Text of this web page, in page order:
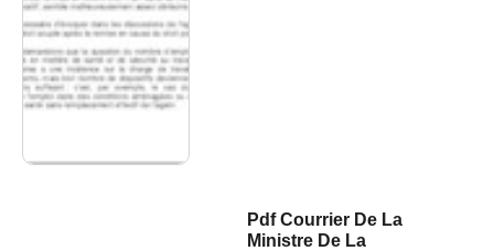
Pdf Courrier De La
Ministre De La